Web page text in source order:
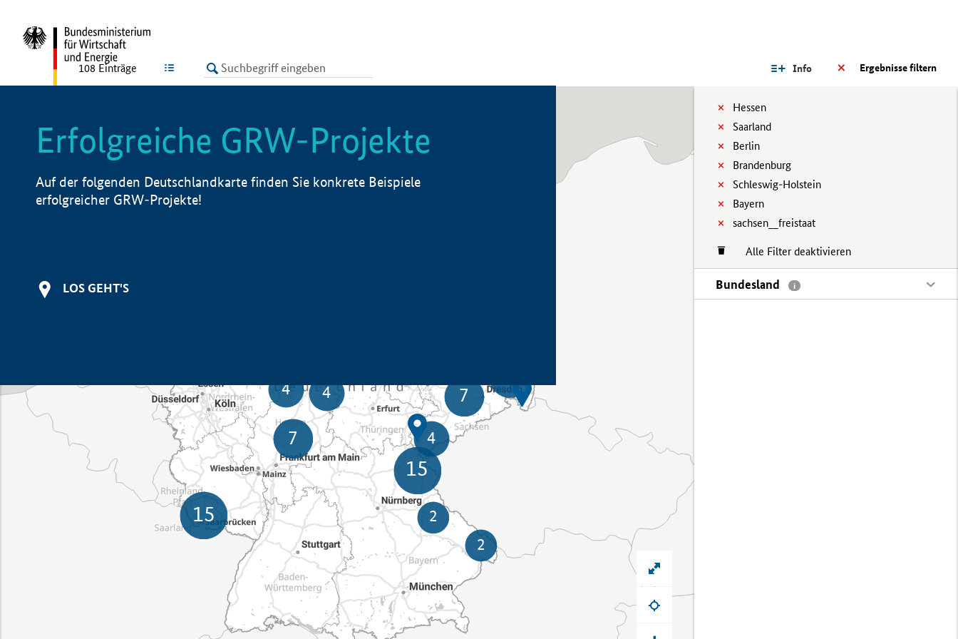
LISTE Ergebnisse filtern
Info
Hessen
Saarland
Berlin
Brandenburg
Schleswig-Holstein
Bayern
sachsen__freistaat
Alle Filter deaktivieren
Bundesland i
108 Einträge
Erfolgreiche GRW-Projekte
Auf der folgenden Deutschlandkarte finden Sie konkrete Beispiele
erfolgreicher GRW-Projekte!
LOS GEHT'S